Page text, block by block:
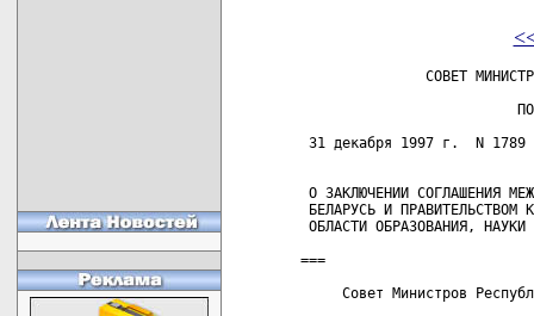
СОВЕТ
31 декабря 1997 г.
О ЗАКЛЮЧЕНИИ СОГЛАШЕНИЯ
БЕЛАРУСЬ И ПРАВИТЕЛЬСТВОМ
ОБЛАСТИ ОБРАЗОВАНИЯ, НАУКИ
===
Совет Министров